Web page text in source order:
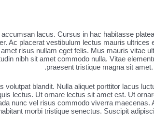
lacus. Cursus in hac habitasse
Ac placerat vestibulum lectus mauris ultrices
risus nullam eget felis. Mus mauris vitae
nibh sit amet commodo nulla. Vitae
praesent tristique magna sit
blandit. Nulla aliquet porttitor lacus
lectus. Ut ornare lectus sit amet est. Ut
nunc vel risus commodo viverra maecenas.
morbi tristique senectus. Suscipit